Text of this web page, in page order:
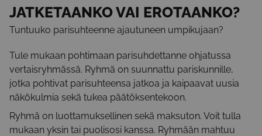
JATKETAANKO VAI EROTAANKO?
Tuntuuko parisuhteenne ajautuneen umpikujaan?
Tule mukaan pohtimaan parisuhdettanne ohjatussa
vertaisryhmässä. Ryhmä on suunnattu pariskunnille,
jotka pohtivat parisuhteensa jatkoa ja kaipaavat uusia
näkökulmia sekä tukea päätöksentekoon.
Ryhmä on luottamuksellinen sekä maksuton. Voit tulla
mukaan yksin tai puolisosi kanssa. Ryhmään mahtuu